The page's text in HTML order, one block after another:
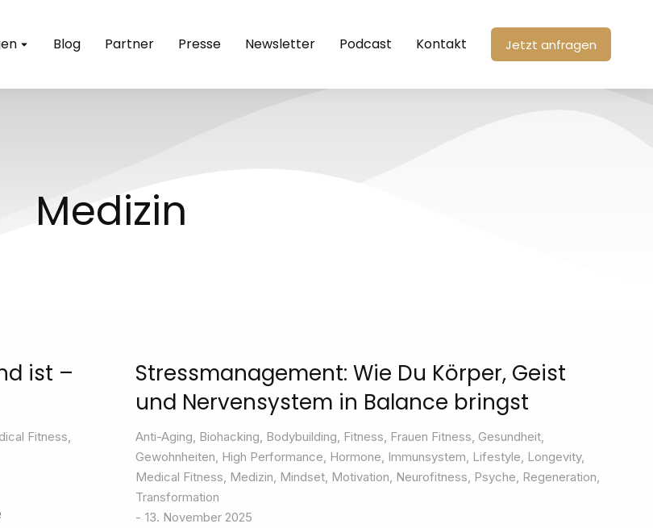
Blog Partner Presse Newsletter Podcast Kontakt Jetzt anfragen
Medizin
ist –
Fitness,
Stressmanagement: Wie Du Körper, Geist
und Nervensystem in Balance bringst
Anti-Aging, Biohacking, Bodybuilding, Fitness, Frauen Fitness, Gesundheit,
Gewohnheiten, High Performance, Hormone, Immunsystem, Lifestyle, Longevity,
Medical Fitness, Medizin, Mindset, Motivation, Neurofitness, Psyche, Regeneration,
Transformation
13. November 2025